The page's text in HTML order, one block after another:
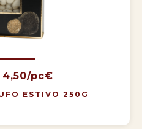
4,50/pc€
ESTIVO 250G